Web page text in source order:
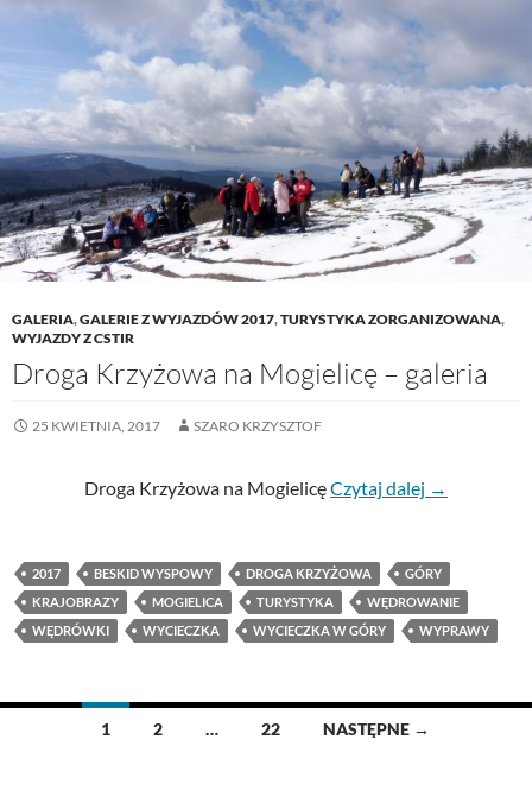
GALERIA,GALERIE Z WYJAZDÓW 2017,TURYSTYKA ZORGANIZOWANA,
WYJAZDY Z CSTIR
Droga Krzyżowa na Mogielicę – galeria
25 KWIETNIA, 2017 SZARO KRZYSZTOF
Droga Krzyżowa na MogielicęCzytaj dalej →
2017 BESKID WYSPOWY DROGA KRZYŻOWA
GÓRY
KRAJOBRAZY
MOGIELICA TURYSTYKA
WĘDROWANIE
WĘDRÓWKI
WYCIECZKA WYCIECZKA W GÓRY WYPRAWY
Nawigacja
1 2 … 22 NASTĘPNE →